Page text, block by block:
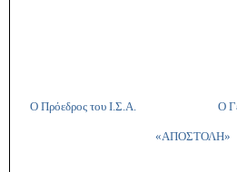
Ο Πρόεδρος του Ι.Σ.Α. Ο Γεν.
«ΑΠΟΣΤΟΛΗ»